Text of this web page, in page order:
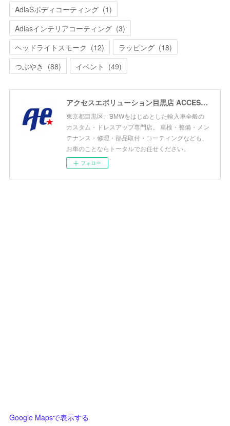
AdlaSボディコーティング (1)
Adlasインテリアコーティング (3)
ヘッドライトスモーク (12) ラッピング (18)
つぶやき (88) イベント (49)
アクセスエボリューション目黒店 ACCESS EVOLUTION MEGURO
東京都目黒区。BMWをはじめとした輸入車全般の
カスタム・ドレスアップ専門店。 車検・整備・メン
テナンス・修理・部品取付・コーティングなども、
お車のことならトータルでお任せください。
フォロー
Google Mapsで表示する